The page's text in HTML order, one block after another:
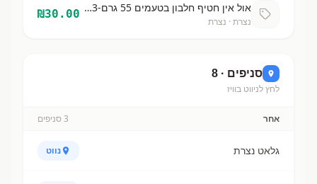
אול אין חטיף חלבון בטעמים 55 גרם-3ב30
נצרת · נצרת
₪30.00
סניפים · 8
לחץ לניווט בוויז
אחר 3 סניפים
גלאט נצרת נווט